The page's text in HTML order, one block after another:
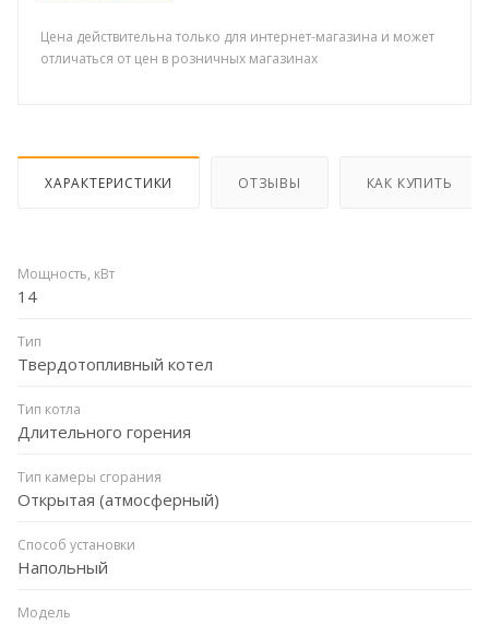
Цена действительна только для интернет-магазина и может
отличаться от цен в розничных магазинах
ХАРАКТЕРИСТИКИ ОТЗЫВЫ КАК КУПИТЬ
Мощность, кВт
14
Тип
Твердотопливный котел
Тип котла
Длительного горения
Тип камеры сгорания
Открытая (атмосферный)
Способ установки
Напольный
Модель